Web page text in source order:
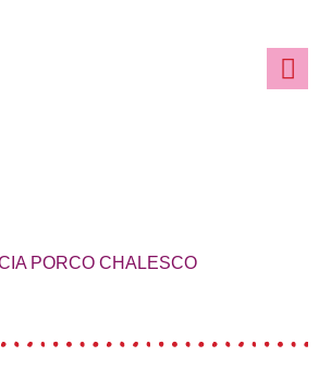
PORCO CHALESCO